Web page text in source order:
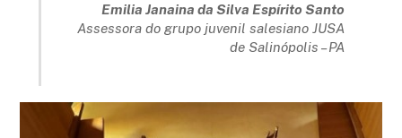
Emilia Janaina da Silva Espírito Santo
Assessora do grupo juvenil salesiano JUSA
de Salinópolis – PA